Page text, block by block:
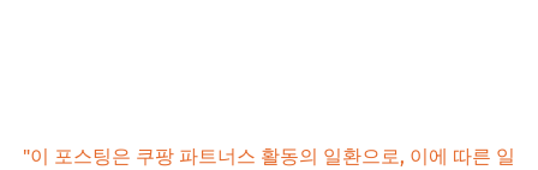
"이 포스팅은 쿠팡 파트너스 활동의 일환으로, 이에 따른 일